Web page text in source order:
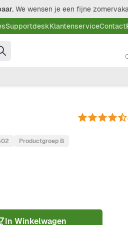
We wensen je een fijne
SupportdeskKlantenserviceContact
Productgroep B
In Winkelwagen